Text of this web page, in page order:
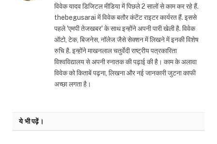
विवेक यादव डिजिटल मीडिया में पिछले 2 सालों से काम कर रहे हैं.
thebegusarai में विवेक बतौर कंटेंट राइटर कार्यरत हैं. इससे
पहले 'एमपी तेजखबर' के साथ इन्होंने अपनी पारी खेली है. विवेक
ऑटो, टेक, बिजनेस, नॉलेज जैसे सेक्शन में लिखने में इनकी विशेष
रुचि है. इन्होंने माखनलाल चतुर्वेदी राष्ट्रीय पत्रकारिता
विश्वविद्यालय से अपनी स्नातक की पढ़ाई की है। काम के अलावा
विवेक को किताबें पढ़ना, लिखना और नई जानकारी जुटना काफी
अच्छा लगता है।
ये भी पढ़ें।